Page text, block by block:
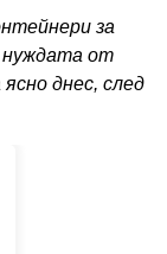
за
нуждата от
днес, след